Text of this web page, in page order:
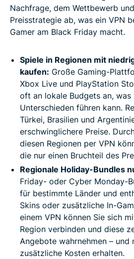
Nachfrage, dem Wettbewerb
Preisstrategie ab, was ein VPN
Gamer am Black Friday macht.
Spiele in Regionen mit
kaufen: Große Gaming-
Xbox Live und PlayStation
oft an lokale Budgets an, was
Unterschieden führen kann.
Türkei, Brasilien und
erschwinglichere Preise.
diesen Regionen per VPN
die nur einen Bruchteil des
Regionale Holiday-Bundles
Friday- oder Cyber Monday-
für bestimmte Länder und
Skins oder zusätzliche In-
einem VPN können Sie sich
Region verbinden und diese
Angebote wahrnehmen – und
zusätzliche Kosten erhalten.